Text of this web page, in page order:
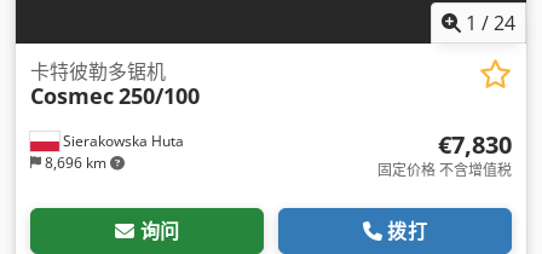
1 /24
Sierakowska Huta
8,696 km
卡特彼勒多锯机
Cosmec250/100
€7,830
固定价格 不含增值税
询问 拨打